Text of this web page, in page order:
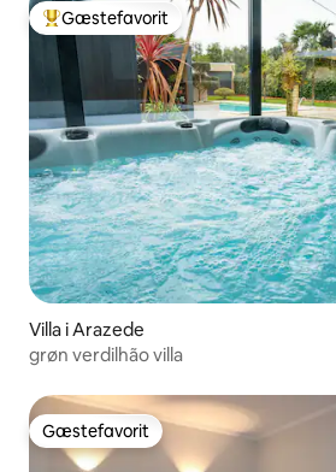
Bedste gæstefavorit
Gæstefavorit
Villa i Arazede
grøn verdilhão villa
Gæstefavorit
Gæstefavorit